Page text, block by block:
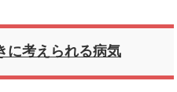
に考えられる病気